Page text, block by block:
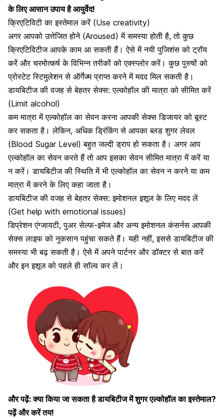
के लिए आसान उपाय है आयुर्वेद!
क्रिएटिविटी का इस्तेमाल करें (Use creativity)
अगर आपको उत्तेजित होने (Aroused) में समस्या होती है, तो कुछ
क्रिएटिविटीज आपके काम आ सकती हैं। ऐसे में नयी पुजिशंस को ट्रॉय
करें और चरमोत्कर्ष के विभिन्न तरीकों को एक्स्प्लोर करें। कुछ पुरुषों को
प्रोस्टेट स्टिमुलेशन से ऑर्गेज्म प्राप्तकरने में मदद मिल सकती है।
डायबिटीज की वजह से बेहतर सेक्स: एल्कोहॉल की मात्रा को सीमित करें
(Limit alcohol)
कम मात्रा में एल्कोहॉल का सेवन करना आपकी सेक्स डिजायर को बूस्ट
कर सकता है। लेकिन, अधिक ड्रिंकिंग से आपका ब्लड शुगर लेवल
(Blood Sugar Level) बहुत जल्दी ड्राप हो सकता है। अगर आप
एल्कोहॉल का सेवन करते हैं तो आप इसका सेवन सीमित मात्रा में करें या
न करें।डायबिटीज की स्थिति में भी एल्कोहॉलका सेवन न करने या कम
मात्रा में करने के लिए कहा जाता है।
डायबिटीज की वजह से बेहतर सेक्स: इमोशनल इशूज के लिए मदद लें
(Get help with emotional issues)
डिप्रेशन एंग्जायटी, पुअर सेल्फ-इमेज और अन्य इमोशनल कंसर्नस आपकी
सेक्स लाइफ को नुकसान पहुंचा सकते हैं। यही नहीं, इससेडायबिटीज की
समस्या भी बढ़ सकती है । ऐसे में अपने पार्टनर और डॉक्टर से बात करें
और इन इशूज को पहले ही सॉल्व कर लें।
और पढ़ें:क्या किया जा सकता है डायबिटीज में शुगर एल्कोहॉल का इस्तेमाल?
पढ़ें और करें तय!